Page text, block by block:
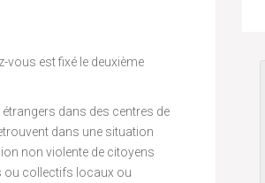
vous est fixé le deuxième
dans des centres de
dans une situation
non violente de citoyens
ou collectifs locaux ou